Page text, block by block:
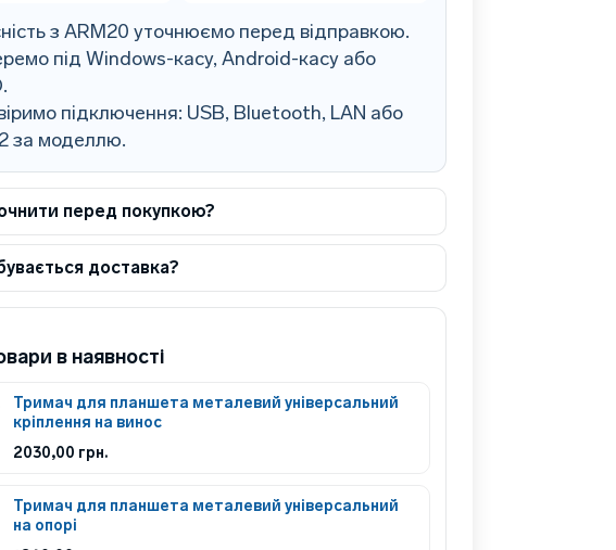
з ARM20 уточнюємо перед відправкою.
під Windows-касу, Android-касу або
підключення: USB, Bluetooth, LAN або
за моделлю.
перед покупкою?
доставка?
в наявності
Тримач для планшета металевий універсальний
кріплення на винос
2030,00 грн.
Тримач для планшета металевий універсальний
на опорі